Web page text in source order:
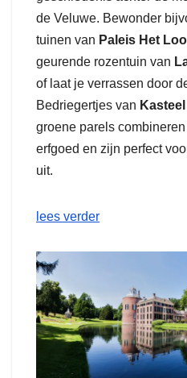
de Veluwe. Bewonder
tuinen van Paleis Het Loo
geurende rozentuin van
of laat je verrassen door
Bedriegertjes van
groene parels
erfgoed en zijn perfect
uit.
lees verder